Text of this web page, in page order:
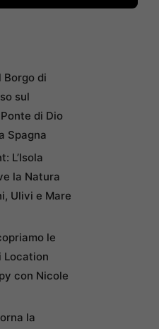
Borgo di
sul
di Dio
Spagna
L’Isola
la Natura
Ulivi e Mare
le
Location
con Nicole
la